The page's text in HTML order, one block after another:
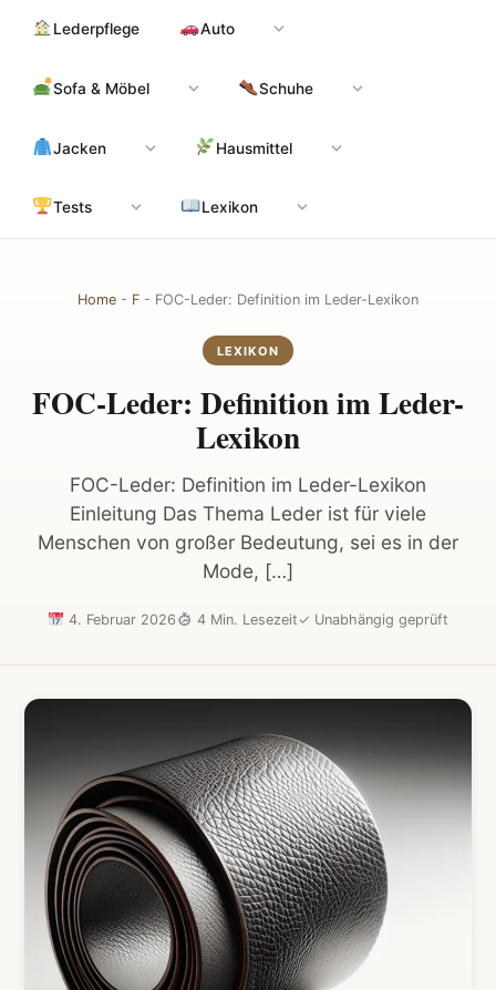
Inhalt
Lederpflege Auto
Sofa & Möbel Schuhe
Jacken Hausmittel
Tests Lexikon
Home - F - FOC-Leder: Definition im Leder-Lexikon
LEXIKON
FOC-Leder: Definition im Leder-
Lexikon
FOC-Leder: Definition im Leder-Lexikon
Einleitung Das Thema Leder ist für viele
Menschen von großer Bedeutung, sei es in der
Mode, […]
4. Februar 2026 4 Min. Lesezeit✓ Unabhängig geprüft